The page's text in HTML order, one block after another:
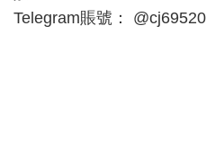
Telegram賬號： @cj69520